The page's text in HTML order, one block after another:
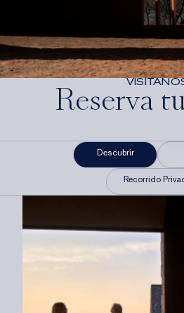
Reserva
Descubrir
Recorrido